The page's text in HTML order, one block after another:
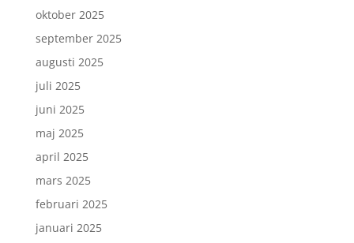
oktober 2025
september 2025
augusti 2025
juli 2025
juni 2025
maj 2025
april 2025
mars 2025
februari 2025
januari 2025